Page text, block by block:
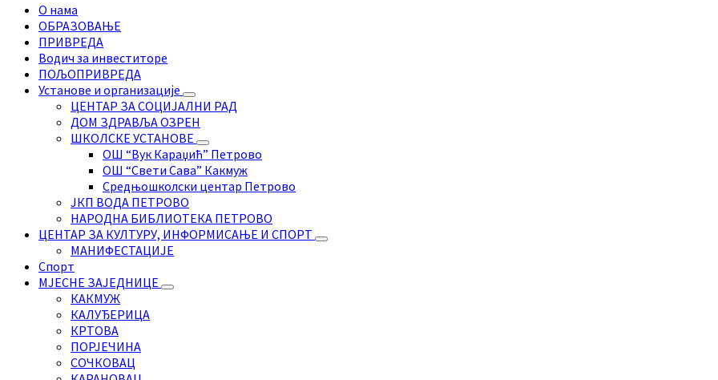
О нама
ОБРАЗОВАЊЕ
ПРИВРЕДА
Водич за инвеститоре
ПОЉОПРИВРЕДА
Установе и организације
ЦЕНТАР ЗА СОЦИЈАЛНИ РАД
ДОМ ЗДРАВЉА ОЗРЕН
ШКОЛСКЕ УСТАНОВЕ
ОШ “Вук Караџић” Петрово
ОШ “Свети Сава” Какмуж
Средњошколски центар Петрово
ЈКП ВОДА ПЕТРОВО
НАРОДНА БИБЛИОТЕКА ПЕТРОВО
ЦЕНТАР ЗА КУЛТУРУ, ИНФОРМИСАЊЕ И СПОРТ
МАНИФЕСТАЦИЈЕ
Спорт
МЈЕСНЕ ЗАЈЕДНИЦЕ
КАКМУЖ
КАЛУЂЕРИЦА
КРТОВА
ПОРЈЕЧИНА
СОЧКОВАЦ